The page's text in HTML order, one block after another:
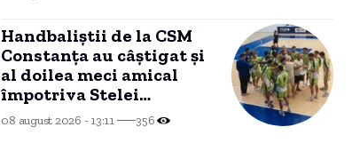
Handbaliștii de la CSM
Constanța au câștigat și
al doilea meci amical
împotriva Stelei
București
08 august 2026 - 13:11 356